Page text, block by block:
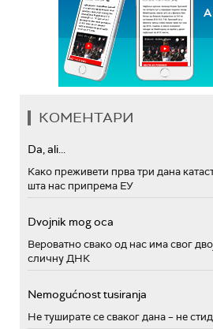
КОМЕНТАРИ
Da, ali...
Како преживети прва три дана
шта нас припрема ЕУ
Dvojnik mog oca
Вероватно свако од нас има свог
сличну ДНК
Nemogućnost tusiranja
Не туширате се сваког дана – не